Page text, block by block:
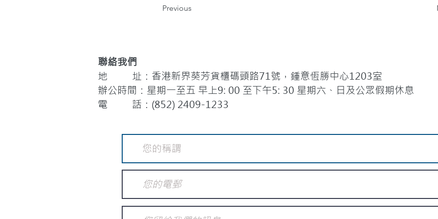
Previous
聯絡我們
地 址：香港新界葵芳貨櫃碼頭路71號，鍾意恆勝中心1203室
辦公時間：星期一至五 早上9: 00 至下午5: 30 星期六、日及公眾假期休息
電 話：(852) 2409-1233